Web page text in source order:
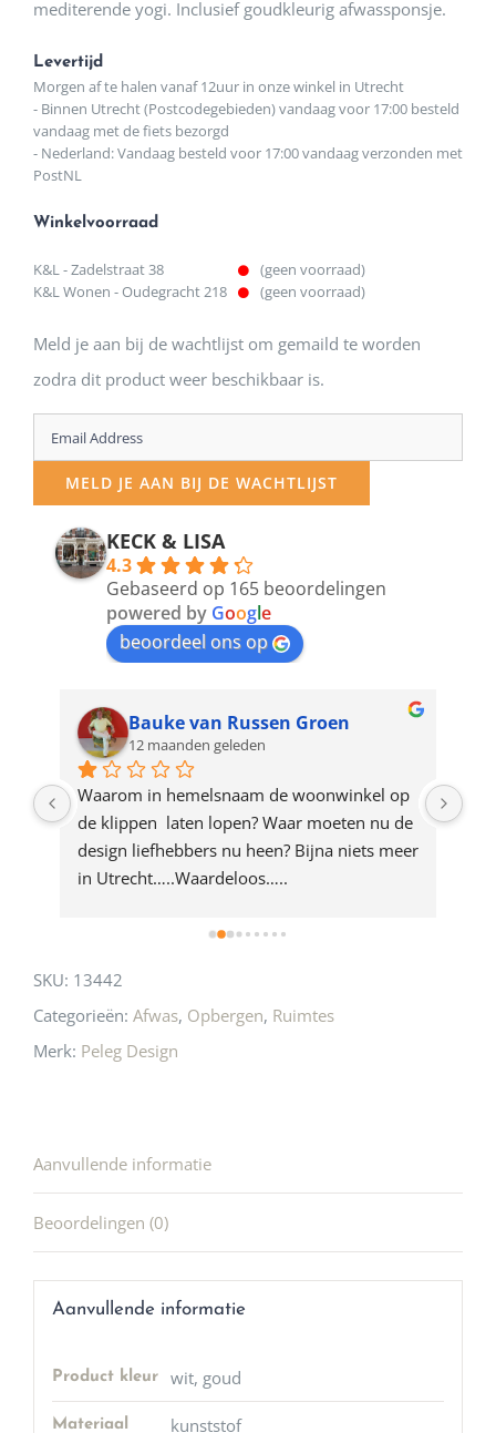
mediterende yogi. Inclusief goudkleurig afwassponsje.
Levertijd
Morgen af te halen vanaf 12uur in onze winkel in Utrecht
- Binnen Utrecht (Postcodegebieden) vandaag voor 17:00 besteld
vandaag met de fiets bezorgd
- Nederland: Vandaag besteld voor 17:00 vandaag verzonden met
PostNL
Winkelvoorraad
K&L - Zadelstraat 38
(geen voorraad)
K&L Wonen - Oudegracht 218
(geen voorraad)
Meld je aan bij de wachtlijst om gemaild te worden
zodra dit product weer beschikbaar is.
Enter
your
email
address
product
MELD JE AAN BIJ DE WACHTLIJST
KECK & LISA
4.3
Gebaseerd op 165 beoordelingen
powered by Google
beoordeel ons op
Bauke van Russen Groen
12 maanden geleden
Waarom in hemelsnaam de woonwinkel op
de klippen  laten lopen? Waar moeten nu de
design liefhebbers nu heen? Bijna niets meer
in Utrecht…..Waardeloos…..
SKU: 13442
Categorieën: Afwas, Opbergen, Ruimtes
Merk: Peleg Design
Aanvullende informatie
Beoordelingen (0)
Aanvullende informatie
Product kleur wit, goud
Materiaal kunststof